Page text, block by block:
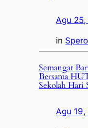
Agu
in
Semangat
Bersama
Sekolah Hari
Agu